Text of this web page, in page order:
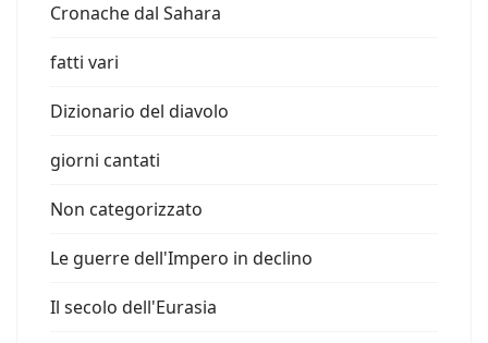
Cronache dal Sahara
fatti vari
Dizionario del diavolo
giorni cantati
Non categorizzato
Le guerre dell'Impero in declino
Il secolo dell'Eurasia